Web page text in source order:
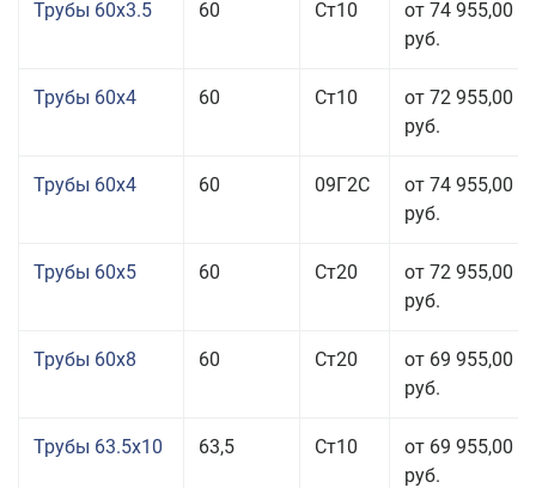
Трубы 60x3.5 60 Ст10
от 74 955,00
руб.
Трубы 60x4 60 Ст10
от 72 955,00
руб.
Трубы 60x4 60 09Г2С
от 74 955,00
руб.
Трубы 60x5 60 Ст20
от 72 955,00
руб.
Трубы 60x8 60 Ст20
от 69 955,00
руб.
Трубы 63.5x10 63,5 Ст10
от 69 955,00
руб.